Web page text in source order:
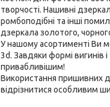
творчості. Нашивні
ромбоподібні та інші
дзеркала золотого,
У нашому асортименті Ви
3d. Завдяки формі вигинів
привабливішим!
Використання пришивних
відрізнитися особливим